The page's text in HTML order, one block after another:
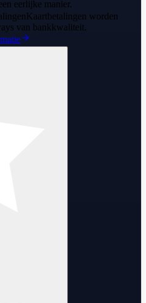
eerlijke manier.
Kaartbetalingen worden
van bankkwaliteit.